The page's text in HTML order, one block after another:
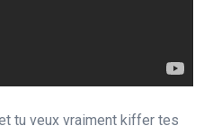
tu veux vraiment kiffer tes